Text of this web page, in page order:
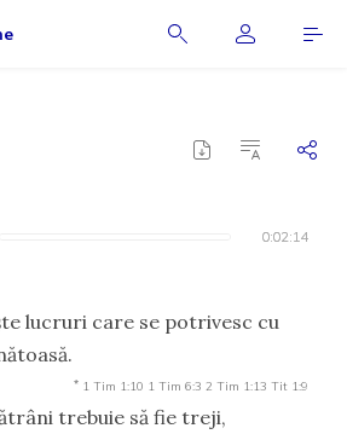
0:02:14
0:02:14
lucruri care se potrivesc cu
* 1 Tim 1:10 1 Tim 6:3 2 Tim 1:13 Tit 1:9
trebuie să fie treji,